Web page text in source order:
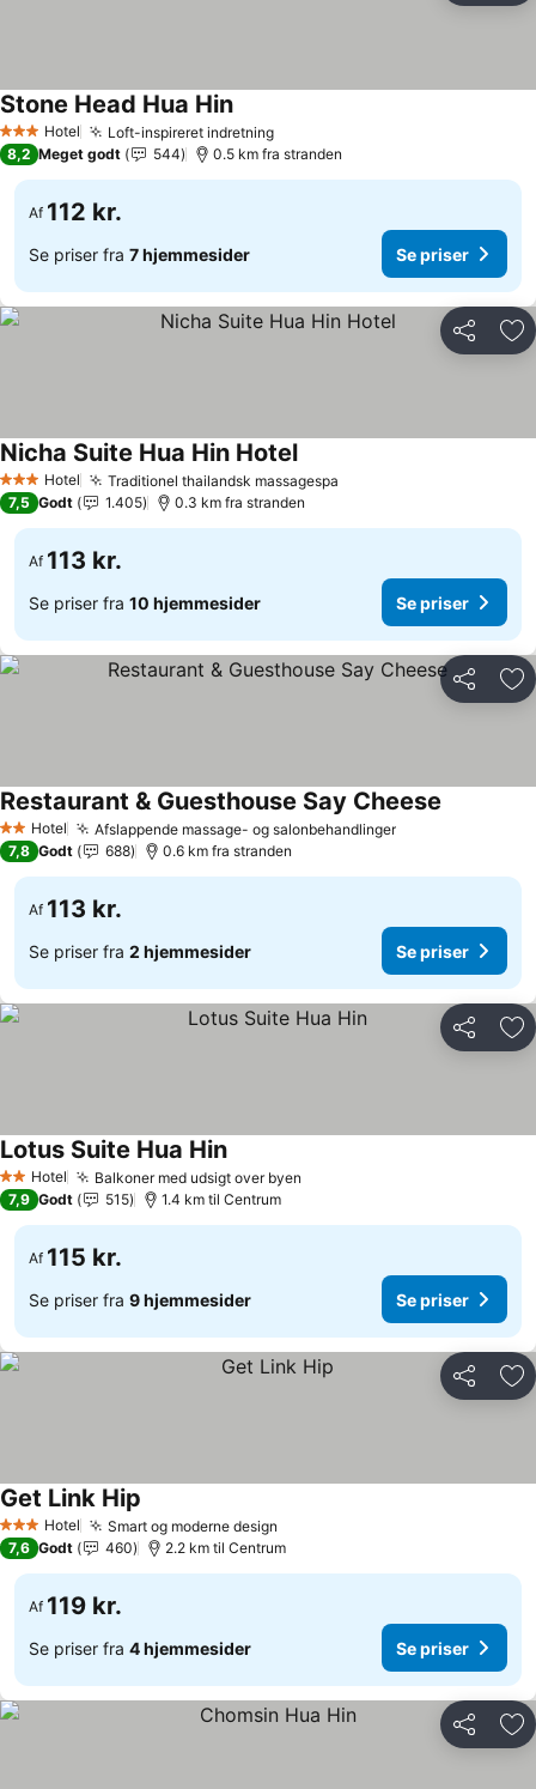
3 StjernerHotel Loft-inspireret indretningSe priser
Stone Head Hua HinSe priser
8,2 Meget godt 544 0.5 km fra stranden
Af 112 kr.
Se priser fra 7 hjemmesider Se priser
Del
3 StjernerHotel Traditionel thailandsk massagespa
Nicha Suite Hua Hin HotelSe priser
7,5 Godt 1.405 0.3 km fra stranden
Af 113 kr.
Se priser fra 10 hjemmesider Se priser
Del
2 Stjerner
Hotel Afslappende massage- og salonbehandlingerSe priser
Restaurant & Guesthouse Say Cheese
7,8 Godt 688 0.6 km fra stranden
Af 113 kr.
Se priser fra 2 hjemmesider Se priser
Del
2 Stjerner
Hotel Balkoner med udsigt over byen
Lotus Suite Hua HinSe priser
7,9 Godt 515 1.4 km til Centrum
Af 115 kr.
Se priser fra 9 hjemmesider Se priser
Del
3 StjernerHotel Smart og moderne design
Get Link Hip
7,6 Godt 460 2.2 km til Centrum
Af 119 kr.
Se priser fra 4 hjemmesider Se priser
Del